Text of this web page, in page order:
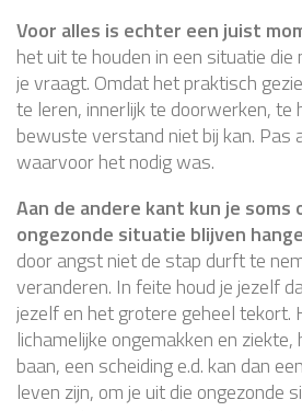
Voor alles is echter een juist
het uit te houden in een situatie die
je vraagt. Omdat het praktisch
te leren, innerlijk te doorwerken, te
bewuste verstand niet bij kan. Pas
waarvoor het nodig was.
Aan de andere kant kun je soms
ongezonde situatie blijven
door angst niet de stap durft te
veranderen. In feite houd je jezelf
jezelf en het grotere geheel tekort.
lichamelijke ongemakken en
baan, een scheiding e.d. kan dan
leven zijn, om je uit die ongezonde